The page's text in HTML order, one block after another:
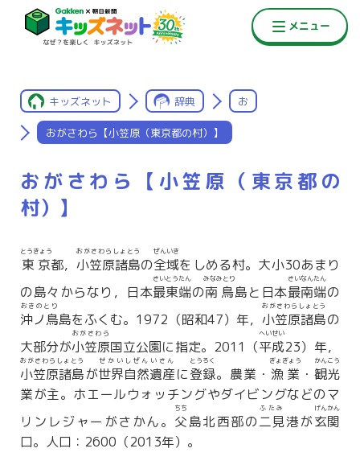
キッズネット 辞典 お
おがさわら【小笠原（東京都の村）】
おがさわら【小笠原（東京都の
村）】
東京
とうきょう
都， 小笠原諸島
おがさわらしょとう
の全域
ぜんいき
をしめる村。大小30あまり
の島々からなり，日本最東端
さいとうたん
の南鳥
みなみとり
島と日本最南端
さいなんたん
の
沖ノ鳥
おきのとり
島をふくむ。1972（昭和47）年， 小笠原諸島
おがさわらしょとう
の
大部分が小笠原
おがさわら
国立公園に指定。2011（平成
へいせい
23）年，
小笠原諸島
おがさわらしょとう
が世界自然遺産
せかいしぜんいさん
に登録
とうろく
。農業・ 漁業
ぎょぎょう
・ 観光
かんこう
業が主。ホエールウォッチングやダイビングなどのマ
リンレジャーがさかん。 父
ちち
島北西部の二見
ふたみ
港が玄関
げんかん
口。人口：2600（2013年）。